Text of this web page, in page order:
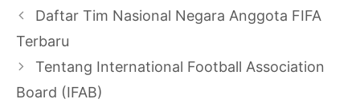
Navigasi
Tulisan
Daftar Tim Nasional Negara Anggota FIFA
Terbaru
Tentang International Football Association
Board (IFAB)